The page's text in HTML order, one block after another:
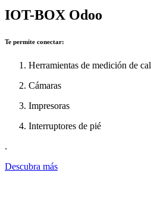
IOT-BOX Odoo
Te permite conectar:
Herramientas de medición de
Cámaras
Impresoras
Interruptores de pié
.
Descubra más